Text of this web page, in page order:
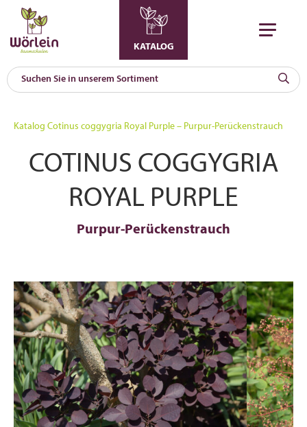
KATALOG
Katalog Cotinus coggygria Royal Purple – Purpur-Perückenstrauch
COTINUS COGGYGRIA
ROYAL PURPLE
Purpur-Perückenstrauch